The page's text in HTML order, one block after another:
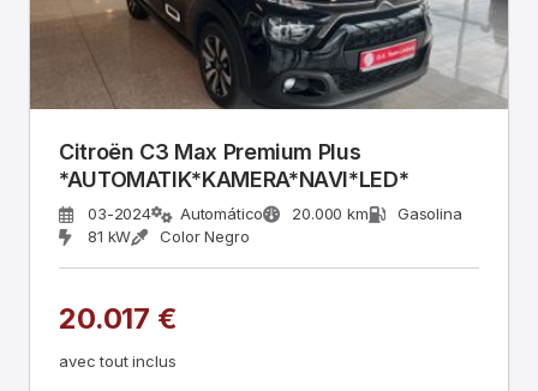
Citroën C3 Max Premium Plus
*AUTOMATIK*KAMERA*NAVI*LED*
03-2024 Automático 20.000 km
Gasolina
81 kW
Color Negro
20.017 €
avec tout inclus